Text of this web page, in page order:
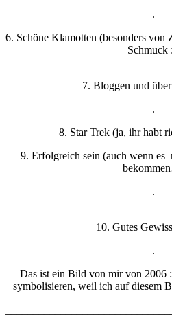
.
6. Schöne Klamotten (besonders von
Schmuck
7. Bloggen und
.
8. Star Trek (ja, ihr habt
9. Erfolgreich sein (auch wenn es
.
10. Gutes
.
Das ist ein Bild von mir von 2006
symbolisieren, weil ich auf diesem